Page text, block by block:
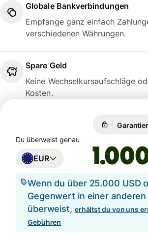
Globale Bankverbindungen
Empfange ganz einfach
verschiedenen Währungen.
Spare Geld
Keine Wechselkursaufschläge
Kosten.
Du überweist genau
EUR
Wenn du über 25.000 USD
Gegenwert in einer anderen
überweist, erhältst du von uns
Gebühren